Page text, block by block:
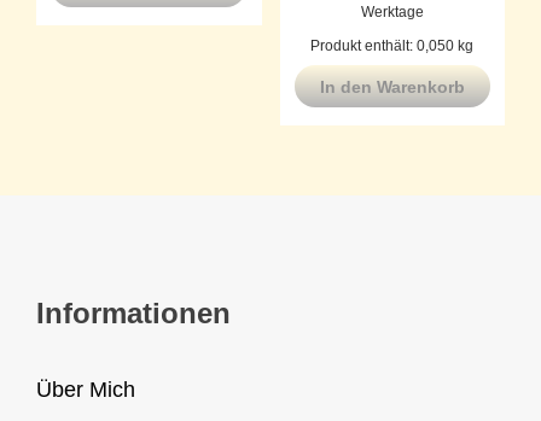
Werktage
Produkt enthält: 0,050kg
In den Warenkorb
Informationen
Über Mich